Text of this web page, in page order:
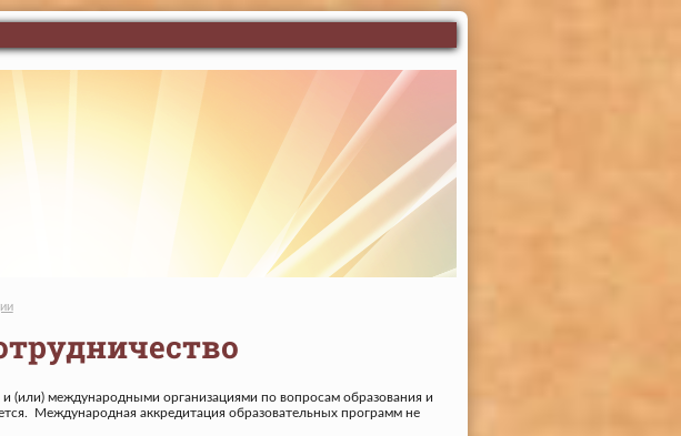
международными организациями по вопросам образования и
Международная аккредитация образовательных программ не